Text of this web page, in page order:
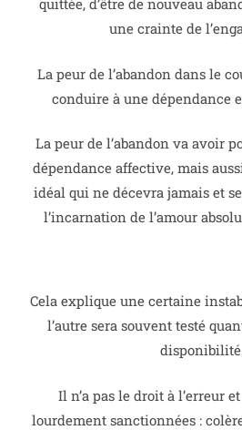
quittée, d’être de nouveau
une crainte de
La peur de l’abandon dans le
conduire à une dépendance
La peur de l’abandon va avoir
dépendance affective, mais
idéal qui ne décevra jamais et
l’incarnation de l’amour
Cela explique une certaine
l’autre sera souvent testé
Il n’a pas le droit à l’erreur
lourdement sanctionnées :